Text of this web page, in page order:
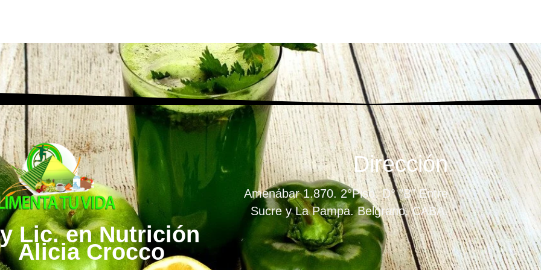
Lic. en Nutrición
Alicia Crocco
Dirección
Amenábar 1.870. 2°Piso. D° "B" Entre
Sucre y La Pampa. Belgrano. CABA.